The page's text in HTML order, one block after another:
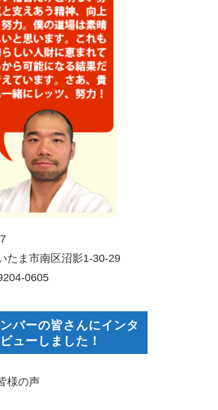
たま市南区沼影1-30-29
0605
バーの皆さんにインタ
ビューしました！
様の声